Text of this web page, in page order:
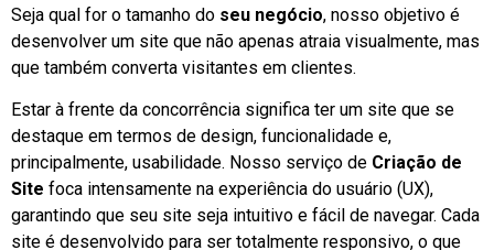
Seja qual for o tamanho do seu negócio, nosso objetivo é
desenvolver um site que não apenas atraia visualmente, mas
que também converta visitantes em clientes.
Estar à frente da concorrência significa ter um site que se
destaque em termos de design, funcionalidade e,
principalmente, usabilidade. Nosso serviço de Criação de
Site foca intensamente na experiência do usuário (UX),
garantindo que seu site seja intuitivo e fácil de navegar. Cada
site é desenvolvido para ser totalmente responsivo, o que